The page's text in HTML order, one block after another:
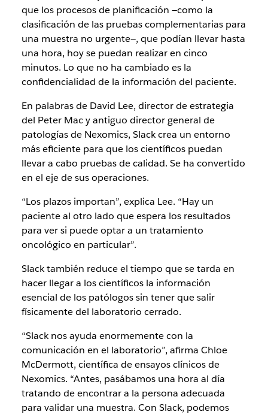
que los procesos de planificación —como la
clasificación de las pruebas complementarias para
una muestra no urgente—, que podían llevar hasta
una hora, hoy se puedan realizar en cinco
minutos. Lo que no ha cambiado es la
confidencialidad de la información del paciente.
En palabras de David Lee, director de estrategia
del Peter Mac y antiguo director general de
patologías de Nexomics, Slack crea un entorno
más eficiente para que los científicos puedan
llevar a cabo pruebas de calidad. Se ha convertido
en el eje de sus operaciones.
“Los plazos importan”, explica Lee. “Hay un
paciente al otro lado que espera los resultados
para ver si puede optar a un tratamiento
oncológico en particular”.
Slack también reduce el tiempo que se tarda en
hacer llegar a los científicos la información
esencial de los patólogos sin tener que salir
físicamente del laboratorio cerrado.
“Slack nos ayuda enormemente con la
comunicación en el laboratorio”, afirma Chloe
McDermott, científica de ensayos clínicos de
Nexomics. “Antes, pasábamos una hora al día
tratando de encontrar a la persona adecuada
para validar una muestra. Con Slack, podemos